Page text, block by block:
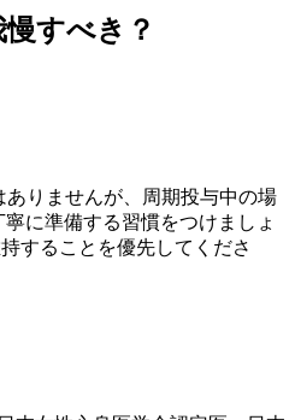
すべき？
りませんが、周期投与中の場
に準備する習慣をつけましょ
することを優先してくださ